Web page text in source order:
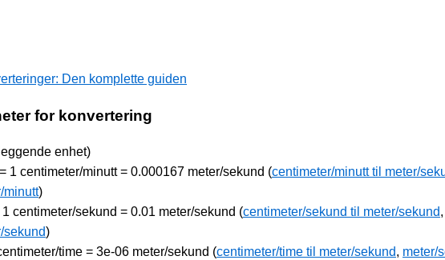
Den komplette guiden
for konvertering
enhet)
1 centimeter/minutt = 0.000167 meter/sekund (centimeter/minutt til meter/
minutt)
centimeter/sekund = 0.01 meter/sekund (centimeter/sekund til meter/sekund,
sekund)
time = 3e-06 meter/sekund (centimeter/time til meter/sekund, meter/